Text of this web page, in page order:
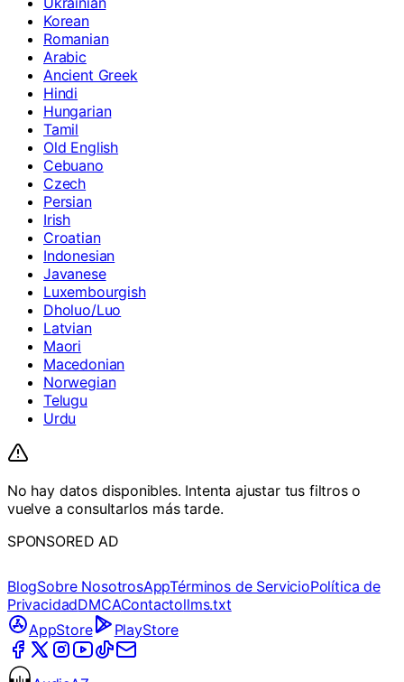
Korean
Romanian
Arabic
Ancient Greek
Hindi
Hungarian
Tamil
Old English
Cebuano
Czech
Persian
Irish
Croatian
Indonesian
Javanese
Luxembourgish
Dholuo/Luo
Latvian
Maori
Macedonian
Norwegian
Telugu
Urdu
No hay datos disponibles. Intenta ajustar tus filtros o
vuelve a consultarlos más tarde.
SPONSORED AD
BlogSobre NosotrosAppTérminos de ServicioPolítica de
PrivacidadDMCAContactollms.txt
AppStore
PlayStore